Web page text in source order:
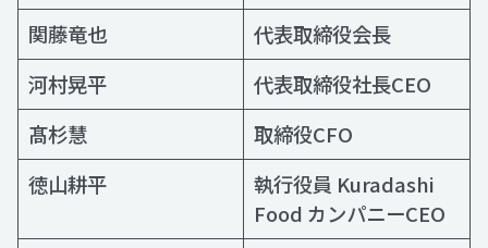
関藤竜也
代表取締役会長
河村晃平
代表取締役社長CEO
髙杉慧
取締役CFO
徳山耕平
執行役員 Kuradashi
Food カンパニーCEO